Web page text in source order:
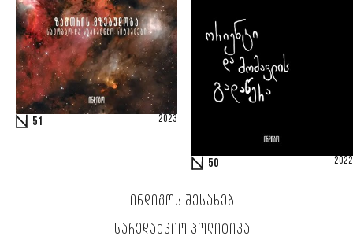
51 2023
50 2022
ᲘᲜᲓᲘᲒᲝᲡ ᲨᲔᲡᲐᲮᲔᲑ
ᲡᲐᲠᲔᲓᲐᲥᲪᲘᲝ ᲞᲝᲚᲘᲢᲘᲙᲐ